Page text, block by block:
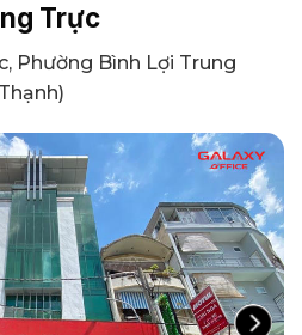
Trực
Phường Bình Lợi Trung